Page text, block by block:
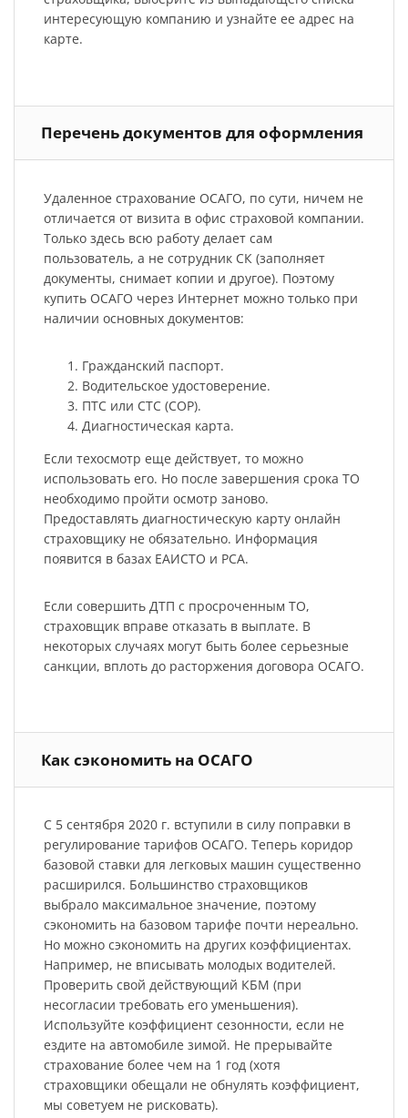
интересующую компанию и узнайте ее адрес на
карте.
Перечень документов для оформления
Удаленное страхование ОСАГО, по сути, ничем не
отличается от визита в офис страховой компании.
Только здесь всю работу делает сам
пользователь, а не сотрудник СК (заполняет
документы, снимает копии и другое). Поэтому
купить ОСАГО через Интернет можно только при
наличии основных документов:
Гражданский паспорт.
Водительское удостоверение.
ПТС или СТС (СОР).
Диагностическая карта.
Если техосмотр еще действует, то можно
использовать его. Но после завершения срока ТО
необходимо пройти осмотр заново.
Предоставлять диагностическую карту онлайн
страховщику не обязательно. Информация
появится в базах ЕАИСТО и РСА.
Если совершить ДТП с просроченным ТО,
страховщик вправе отказать в выплате. В
некоторых случаях могут быть более серьезные
санкции, вплоть до расторжения договора ОСАГО.
Как сэкономить на ОСАГО
С 5 сентября 2020 г. вступили в силу поправки в
регулирование тарифов ОСАГО. Теперь коридор
базовой ставки для легковых машин существенно
расширился. Большинство страховщиков
выбрало максимальное значение, поэтому
сэкономить на базовом тарифе почти нереально.
Но можно сэкономить на других коэффициентах.
Например, не вписывать молодых водителей.
Проверить свой действующий КБМ (при
несогласии требовать его уменьшения).
Используйте коэффициент сезонности, если не
ездите на автомобиле зимой. Не прерывайте
страхование более чем на 1 год (хотя
страховщики обещали не обнулять коэффициент,
мы советуем не рисковать).